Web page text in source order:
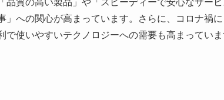
への関心が高まっています。さらに、コロナ禍
使いやすいテクノロジーへの需要も高まってい